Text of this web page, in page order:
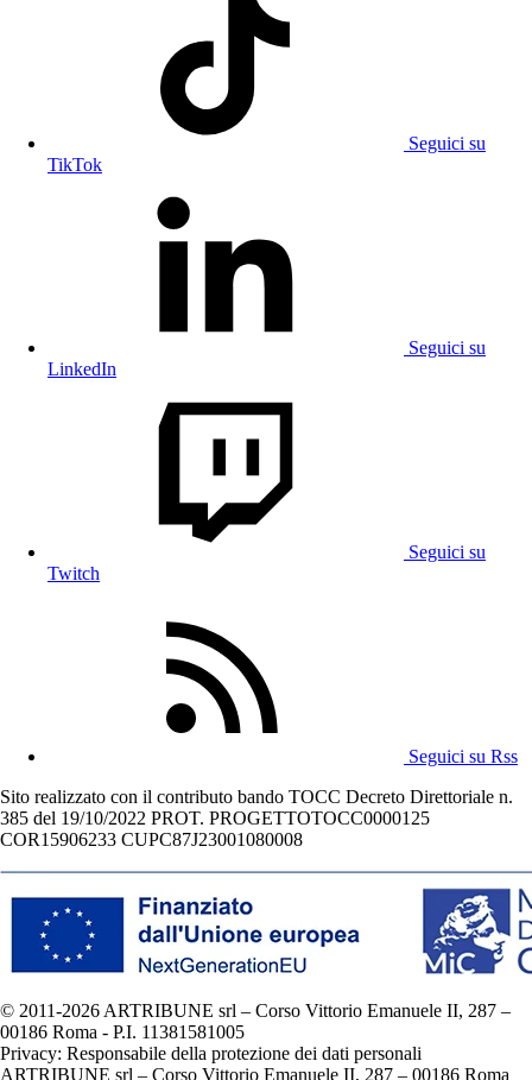
Seguici su
TikTok
Seguici su
LinkedIn
Seguici su
Twitch
Seguici su Rss
Sito realizzato con il contributo bando TOCC Decreto Direttoriale n.
385 del 19/10/2022 PROT. PROGETTOTOCC0000125
COR15906233 CUPC87J23001080008
© 2011-2026 ARTRIBUNE srl – Corso Vittorio Emanuele II, 287 –
00186 Roma - P.I. 11381581005
Privacy: Responsabile della protezione dei dati personali
ARTRIBUNE srl – Corso Vittorio Emanuele II, 287 – 00186 Roma